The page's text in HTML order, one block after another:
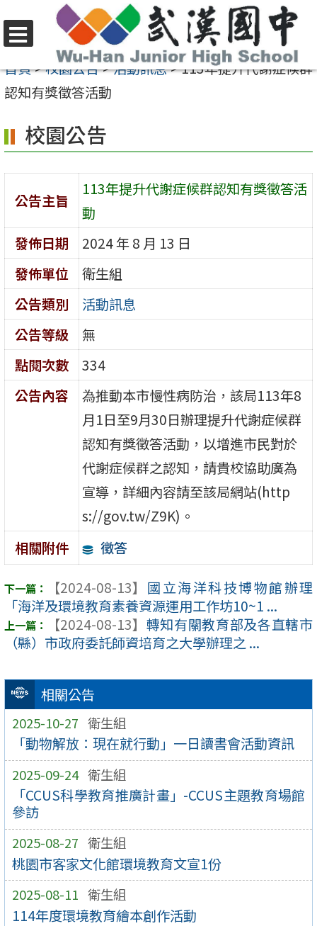
至
要
容
區
選
單
首頁>校園公告>活動訊息>113年提升代謝症候群
認知有獎徵答活動
相關公告
2025-10-27 衛生組
「動物解放：現在就行動」一日讀書會活動資訊
2025-09-24 衛生組
「CCUS科學教育推廣計畫」-CCUS主題教育場館
參訪
2025-08-27 衛生組
桃園市客家文化館環境教育文宣1份
2025-08-11 衛生組
114年度環境教育繪本創作活動
校園公告
公告主旨
113年提升代謝症候群認知有獎徵答活
動
發佈日期
2024 年 8 月 13 日
發佈單位
衛生組
公告類別
活動訊息
公告等級
無
點閱次數
334
公告內容
為推動本市慢性病防治，該局113年8
月1日至9月30日辦理提升代謝症候群
認知有獎徵答活動，以增進市民對於
代謝症候群之認知，請貴校協助廣為
宣導，詳細內容請至該局網站(http
s://gov.tw/Z9K)。
相關附件
徵答
【2024-08-13】 國立海洋科技博物館辦理
「海洋及環境教育素養資源運用工作坊10~1 ...
【2024-08-13】 轉知有關教育部及各直轄市
（縣）市政府委託師資培育之大學辦理之 ...